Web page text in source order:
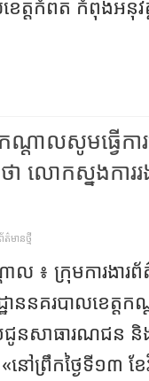
ត្តកំពត កំពុងអនុវ
កណ្តាលសូមធ្វើ
លោកស្នងការរ
ព័ត៌មានថ្មី
ាល ៖ ក្រុមការងា
ដ្ឋាននគរបាលខេត្
ជូនសាធារណជន និ
«នៅព្រឹកថ្ងៃទី១៣ ខ